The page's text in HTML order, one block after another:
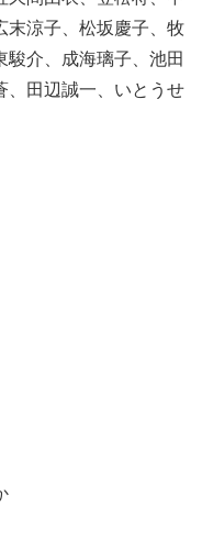
末涼子、松坂慶子、牧
介、成海璃子、池田
、田辺誠一、いとうせ